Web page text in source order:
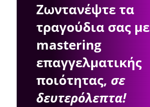
Ζωντανέψτε τα
τραγούδια σας με
mastering
επαγγελματικής
ποιότητας, σε
δευτερόλεπτα!